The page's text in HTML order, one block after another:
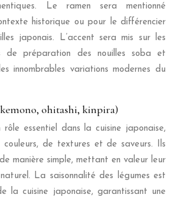
Le ramen sera mentionné
historique ou pour le différencier
japonais. L’accent sera mis sur les
de préparation des nouilles soba et
innombrables variations modernes du
ohitashi, kinpira)
essentiel dans la cuisine japonaise,
de textures et de saveurs. Ils
manière simple, mettant en valeur leur
La saisonnalité des légumes est
la cuisine japonaise, garantissant une